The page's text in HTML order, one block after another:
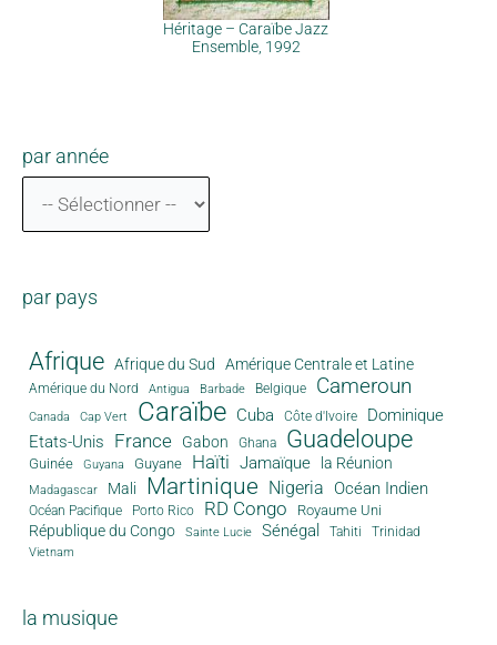
Héritage – Caraïbe Jazz
Ensemble, 1992
par année
par pays
Afrique Afrique du Sud Amérique Centrale et Latine
Amérique du Nord Antigua Barbade Belgique Cameroun
Canada Cap Vert Caraïbe Cuba Côte d'Ivoire
Dominique
Etats-Unis
France Gabon Ghana Guadeloupe
Guinée Guyana Guyane Haïti Jamaïque la Réunion
Madagascar Mali Martinique Nigeria Océan Indien
Océan Pacifique Porto Rico RD Congo Royaume Uni
République du Congo Sainte Lucie Sénégal Tahiti Trinidad
Vietnam
la musique